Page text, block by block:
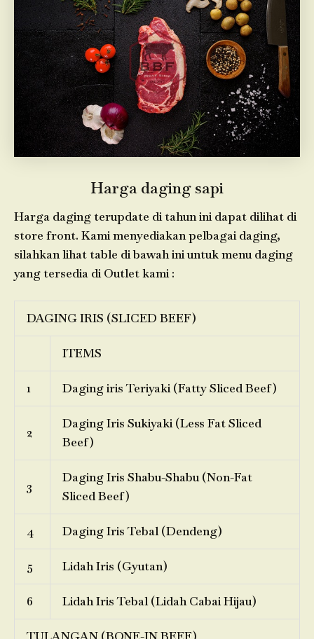
Harga daging sapi
Harga daging terupdate di tahun ini dapat dilihat di
store front. Kami menyediakan pelbagai daging,
silahkan lihat table di bawah ini untuk menu daging
yang tersedia di Outlet kami :
DAGING IRIS (SLICED BEEF)
ITEMS
1 Daging iris Teriyaki (Fatty Sliced Beef)
2
Daging Iris Sukiyaki (Less Fat Sliced
Beef)
3
Daging Iris Shabu-Shabu (Non-Fat
Sliced Beef)
4 Daging Iris Tebal (Dendeng)
5 Lidah Iris (Gyutan)
6 Lidah Iris Tebal (Lidah Cabai Hijau)